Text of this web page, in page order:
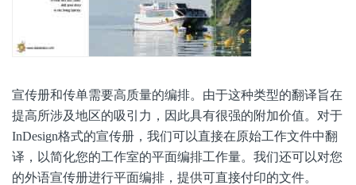
宣传册和传单需要高质量的编排。由于这种类型的翻译旨在
提高所涉及地区的吸引力，因此具有很强的附加价值。对于
InDesign格式的宣传册，我们可以直接在原始工作文件中翻
译，以简化您的工作室的平面编排工作量。我们还可以对您
的外语宣传册进行平面编排，提供可直接付印的文件。